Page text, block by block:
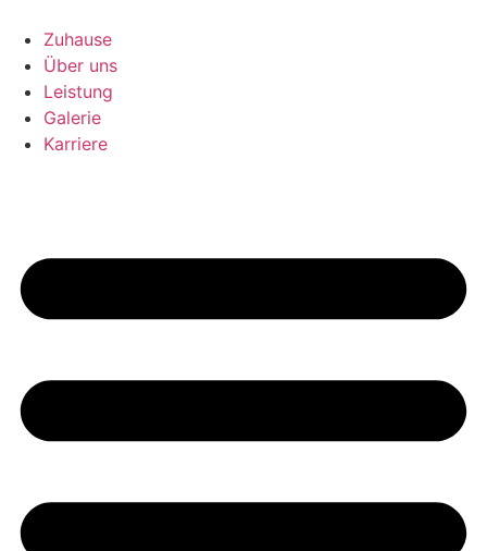
Inhalt
springen
Zuhause
Über uns
Leistung
Galerie
Karriere